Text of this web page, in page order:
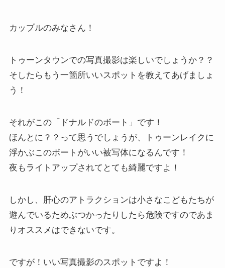
カップルのみなさん！
トゥーンタウンでの写真撮影は楽しいでしょうか？？
そしたらもう一箇所いいスポットを教えてあげましょ
う！
それがこの「ドナルドのボート」です！
ほんとに？？って思うでしょうが、トゥーンレイクに
浮かぶこのボートがいい被写体になるんです！
夜もライトアップされてとても綺麗ですよ！
しかし、肝心のアトラクションは小さなこどもたちが
遊んでいるためぶつかったりしたら危険ですのであま
りオススメはできないです。
ですが！いい写真撮影のスポットですよ！